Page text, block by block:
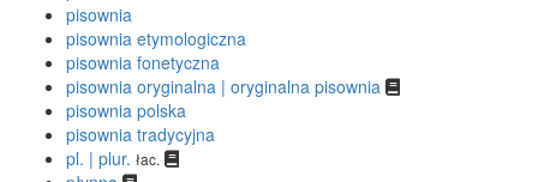
pisownia
pisownia etymologiczna
pisownia fonetyczna
pisownia oryginalna | oryginalna pisownia
pisownia polska
pisownia tradycyjna
pl. | plur. łac.